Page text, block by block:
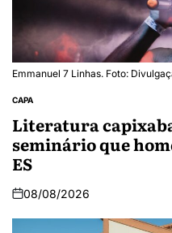
Emmanuel 7 Linhas. Foto:
CAPA
Literatura
seminário que
ES
08/08/2026